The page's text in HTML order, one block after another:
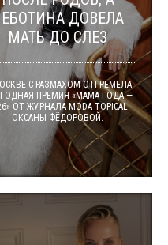
ДОВЕЛА
МАТЬ ДО СЛЕЗ
С РАЗМАХОМ ОТГРЕМЕЛА
ПРЕМИЯ «МАМА ГОДА —
ОТ ЖУРНАЛА MODA TOPICAL
ОКСАНЫ ФЁДОРОВОЙ.